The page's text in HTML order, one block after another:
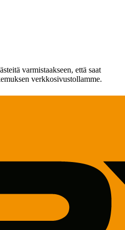
varmistaakseen, että saat
verkkosivustollamme.